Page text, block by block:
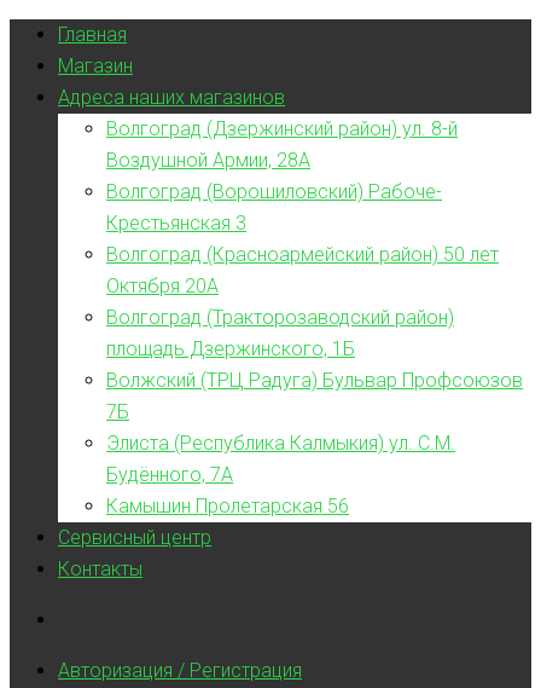
Главная
Магазин
Адреса наших магазинов
Волгоград (Дзержинский район) ул. 8-й
Воздушной Армии, 28А
Волгоград (Ворошиловский) Рабоче-
Крестьянская 3
Волгоград (Красноармейский район) 50 лет
Октября 20А
Волгоград (Тракторозаводский район)
площадь Дзержинского, 1Б
Волжский (ТРЦ Радуга) Бульвар Профсоюзов
7Б
Элиста (Республика Калмыкия) ул. С.М.
Будённого, 7А
Камышин Пролетарская 56
Сервисный центр
Контакты
Авторизация / Регистрация